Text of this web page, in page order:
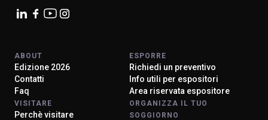
ABOUT
Edizione 2026
Contatti
Faq
ESPORRE
Richiedi un preventivo
Info utili per espositori
Area riservata espositore
VISITARE
Perchè visitare
ORGANIZZA IL TUO
SOGGIORNO